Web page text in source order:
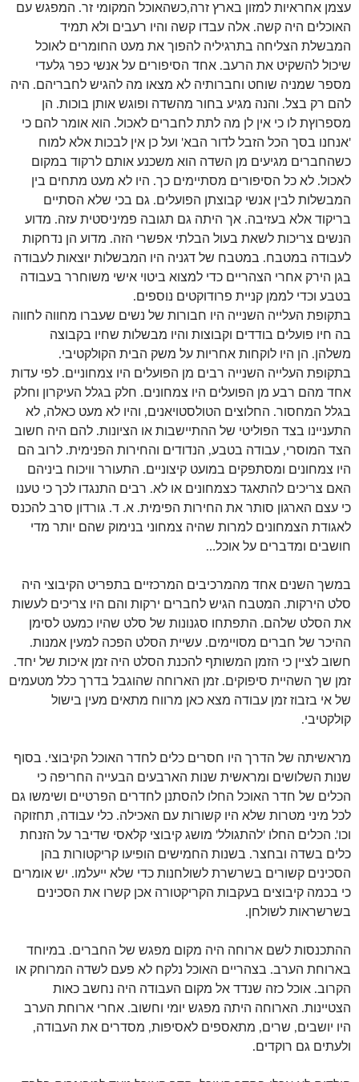
עצמן אחראיות למזון בארץ זרה,כשהאוכל המקומי זר. המפגש עם
האוכלים היה קשה. אלה עבדו קשה והיו רעבים ולא תמיד
המבשלת הצליחה בתרגיליה להפוך את מעט החומרים לאוכל
שיכול להשקיט את הרעב. אחד הסיפורים על אנשי כפר גלעדי
מספר שמניה שוחט וחברותיה לא מצאו מה להגיש לחבריהם. היה
להם רק בצל. והנה מגיע בחור מהשדה ופוגש אותן בוכות. הן
מספרוץת לו כי אין לן מה לתת לחברים לאכול. הוא אומר להם כי
'אנחנו בסך הכל הזבל לדור הבא' ועל כן אין לבכות אלא למוח
כשהחברים מגיעים מן השדה הוא משכנע אותם לרקוד במקום
לאכול. לא כל הסיפורים מסתיימים כך. היו לא מעט מתחים בין
המבשלות לבין אנשי קבוצתן הפועלים. גם בכי שלא הסתיים
בריקוד אלא בעזיבה. אך היתה גם תגובה פמיניסטית עזה. מדוע
הנשים צריכות לשאת בעול הבלתי אפשרי הזה. מדוע הן נדחקות
לעבודה במטבח. במטבח של דגניה היו המבשלות יוצאות לעבודה
בגן הירק אחרי הצהריים כדי למצוא ביטוי אישי משוחרר בעבודה
בטבע וכדי לממן קניית פרודוקטים נוספים.
בתקופת העלייה השנייה היו חבורות של נשים שעברו מחווה לחווה
בה חיו פועלים בודדים וקבוצות והיו מבשלות שחיו בקבוצה
משלהן. הן היו לוקחות אחריות על משק הבית הקולקטיבי.
בתקופת העלייה השנייה רבים מן הפועלים היו צמחוניים. לפי עדות
אחד מהם רבע מן הפועלים היו צמחונים. חלק בגלל העיקרון וחלק
בגלל המחסור. החלוצים הטולסטויאנים, והיו לא מעט כאלה, לא
התעניינו בצד הפוליטי של ההתיישבות או הציונות. להם היה חשוב
הצד המוסרי, עבודה בטבע, הנדודים והחירות הפנימית. לרוב הם
היו צמחונים ומסתפקים במועט קיצוניים. התעורר וויכוח ביניהם
האם צריכים להתאגד כצמחונים או לא. רבים התנגדו לכך כי טענו
כי עצם הארגון סותר את החירות הפימית. א. ד. גורדון סרב להכנס
לאגודת הצמחונים למרות שהיה צמחוני בנימוק שהם יותר מדי
חושבים ומדברים על אוכל…
במשך השנים אחד מהמרכיבים המרכזיים בתפריט הקיבוצי היה
סלט הירקות. המטבח הגיש לחברים ירקות והם היו צריכים לעשות
את הסלט שלהם. התפתחו סגנונות של סלט שהיו כמעט לסימן
ההיכר של חברים מסויימים. עשיית הסלט הפכה למעין אמנות.
חשוב לציין כי הזמן המשותף להכנת הסלט היה זמן איכות של יחד.
זמן שך השהיית סיפוקים. זמן הארוחה שהוגבל בדרך כלל מטעמים
של אי בזבוז זמן עבודה מצא כאן מרווח מתאים מעין בישול
קולקטיבי.
מראשיתה של הדרך היו חסרים כלים לחדר האוכל הקיבוצי. בסוף
שנות השלושים ומראשית שנות הארבעים הבעייה החריפה כי
הכלים של חדר האוכל החלו להסתנן לחדרים הפרטיים ושימשו גם
לכל מיני מטרות שלא היו קשורות עם האכילה. כלי עבודה, תחזוקה
וכו'. הכלים החלו 'להתגולל' מושג קיבוצי קלאסי שדיבר על הזנחת
כלים בשדה ובחצר. בשנות החמישים הופיעו קריקטורות בהן
הסכינים קשורים בשרשרת לשולחנות כדי שלא ייעלמו. יש אומרים
כי בכמה קיבוצים בעקבות הקריקטורה אכן קשרו את הסכינים
בשרשראות לשולחן.
ההתכנסות לשם ארוחה היה מקום מפגש של החברים. במיוחד
בארוחת הערב. בצהריים האוכל נלקח לא פעם לשדה המרוחק או
הקרוב. אוכל כזה שנדד אל מקום העבודה היה נחשב כאות
הצטיינות. הארוחה היתה מפגש יומי וחשוב. אחרי ארוחת הערב
היו יושבים, שרים, מתאספים לאסיפות, מסדרים את העבודה,
ולעתים גם רוקדים.